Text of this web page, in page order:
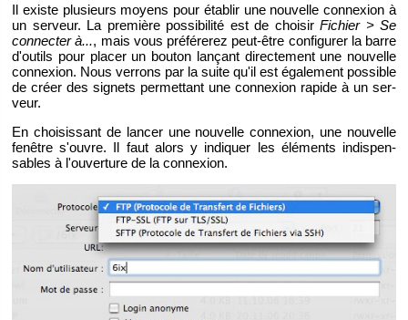
Il existe plu­sieurs moyens pour éta­blir une nou­velle connexion à
un ser­veur. La pre­mière pos­si­bi­lité est de choi­sir Fi­chier > Se
connec­ter à..., mais vous pré­fé­re­rez peut-être confi­gu­rer la barre
d'ou­tils pour pla­cer un bou­ton lan­çant di­rec­te­ment une nou­velle
connexion. Nous ver­rons par la suite qu'il est éga­le­ment pos­sible
de créer des si­gnets per­met­tant une connexion ra­pide à un ser­
veur.
En choi­sis­sant de lan­cer une nou­velle connexion, une nou­velle
fe­nêtre s'ouvre. Il faut alors y in­di­quer les élé­ments in­dis­pen­
sables à l'ou­ver­ture de la connexion.